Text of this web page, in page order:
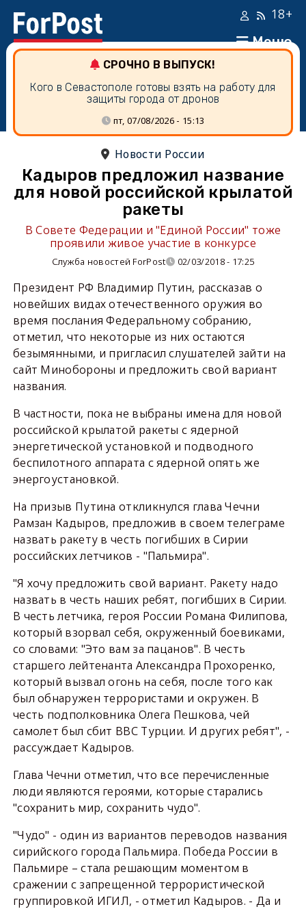
Меню
18+
СРОЧНО В ВЫПУСК!
Кого в Севастополе готовы взять на работу для
защиты города от дронов
пт, 07/08/2026 - 15:13
Новости России
Кадыров предложил название
для новой российской крылатой
ракеты
В Совете Федерации и "Единой России" тоже
проявили живое участие в конкурсе
Служба новостей ForPost 02/03/2018 - 17:25
Президент РФ Владимир Путин, рассказав о
новейших видах отечественного оружия во
время послания Федеральному собранию,
отметил, что некоторые из них остаются
безымянными, и пригласил слушателей зайти на
сайт Минобороны и предложить свой вариант
названия.
В частности, пока не выбраны имена для новой
российской крылатой ракеты с ядерной
энергетической установкой и подводного
беспилотного аппарата с ядерной опять же
энергоустановкой.
На призыв Путина откликнулся глава Чечни
Рамзан Кадыров, предложив в своем телеграме
назвать ракету в честь погибших в Сирии
российских летчиков - "Пальмира".
"Я хочу предложить свой вариант. Ракету надо
назвать в честь наших ребят, погибших в Сирии.
В честь летчика, героя России Романа Филипова,
который взорвал себя, окруженный боевиками,
со словами: "Это вам за пацанов". В честь
старшего лейтенанта Александра Прохоренко,
который вызвал огонь на себя, после того как
был обнаружен террористами и окружен. В
честь подполковника Олега Пешкова, чей
самолет был сбит ВВС Турции. И других ребят", -
рассуждает Кадыров.
Глава Чечни отметил, что все перечисленные
люди являются героями, которые старались
"сохранить мир, сохранить чудо".
"Чудо" - один из вариантов переводов названия
сирийского города Пальмира. Победа России в
Пальмире – стала решающим моментом в
сражении с запрещенной террористической
группировкой ИГИЛ, - отметил Кадыров. - Да и